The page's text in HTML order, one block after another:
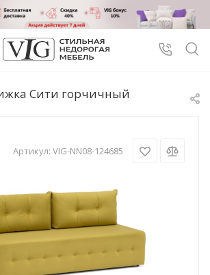
Сити горчичный
Артикул: VIG-NN08-124685